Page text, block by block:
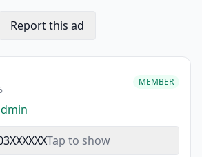
Report this ad
MEMBER
Tap to show